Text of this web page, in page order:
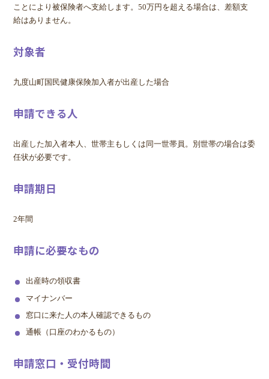
ことにより被保険者へ支給します。50万円を超える場合は、差額支
給はありません。
対象者
九度山町国民健康保険加入者が出産した場合
申請できる人
出産した加入者本人、世帯主もしくは同一世帯員。別世帯の場合は委
任状が必要です。
申請期日
2年間
申請に必要なもの
出産時の領収書
マイナンバー
窓口に来た人の本人確認できるもの
通帳（口座のわかるもの）
申請窓口・受付時間